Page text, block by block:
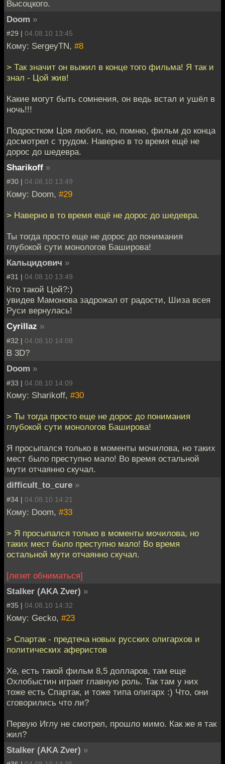
Высоцкого.
Doom »
#29 | 04.08.10 13:45
Кому: SergeyTN, #8
> Так значит он выжил в конце того фильма! Я так и
знал - Цой жив!
Какие могут быть сомнения, он ведь встал и ушёл в
ночь!!!
Подростком Цоя любил, но, помню, фильм до конца
досмотрел с трудом. Наверно в то время ещё не
дорос до шедевра.
Sharikoff »
#30 | 04.08.10 13:49
Кому: Doom, #29
> Наверно в то время ещё не дорос до шедевра.
Ты тогда просто еще не дорос до понимания
глубокой сути монологов Баширова!
Кальцидович »
#31 | 04.08.10 13:49
Кто такой Цой?:)
увидев Мамонова задрожал от радости, Шиза всея
Руси вернулась!
Cyrillaz »
#32 | 04.08.10 14:08
В 3D?
Doom »
#33 | 04.08.10 14:09
Кому: Sharikoff, #30
> Ты тогда просто еще не дорос до понимания
глубокой сути монологов Баширова!
Я просыпался только в моменты мочилова, но таких
мест было преступно мало! Во время остальной
мути отчаянно скучал.
difficult_to_cure »
#34 | 04.08.10 14:21
Кому: Doom, #33
> Я просыпался только в моменты мочилова, но
таких мест было преступно мало! Во время
остальной мути отчаянно скучал.
[лезет обниматься]
Stalker (AKA Zver) »
#35 | 04.08.10 14:32
Кому: Gecko, #23
> Спартак - предтеча новых русских олигархов и
политических аферистов
Хе, есть такой фильм 8,5 долларов, там еще
Охлобыстин играет главную роль. Так там у них
тоже есть Спартак, и тоже типа олигарх :) Что, они
сговорились что ли?
Первую Иглу не смотрел, прошло мимо. Как же я так
жил?
Stalker (AKA Zver) »